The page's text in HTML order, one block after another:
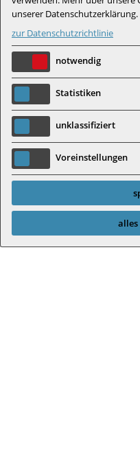
unserer Datenschutzerklärung.
zur Datenschutzrichtlinie
notwendig
Statistiken
unklassifiziert
Voreinstellungen
alles